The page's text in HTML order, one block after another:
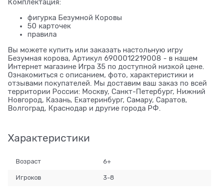
Комплектация:
фигурка Безумной Коровы
50 карточек
правила
Вы можете купить или заказать настольную игру
Безумная корова, Артикул 6900012219008 - в нашем
Интернет магазине Игра 35 по доступной низкой цене.
Ознакомиться с описанием, фото, характеристики и
отзывами покупателей. Мы доставим ваш заказ по всей
территории России: Москву, Санкт-Петербург, Нижний
Новгород, Казань, Екатеринбург, Самару, Саратов,
Волгоград, Краснодар и другие города РФ.
Характеристики
Возраст 6+
Игроков 3-8